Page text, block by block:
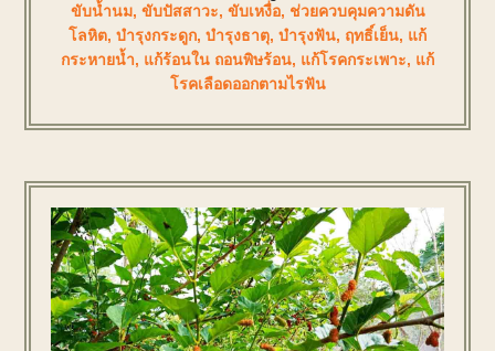
ขับน้ำนม, ขับปัสสาวะ, ขับเหงื่อ, ช่วยควบคุมความดัน
โลหิต, บำรุงกระดูก, บำรุงธาตุ, บำรุงฟัน, ฤทธิ์เย็น, แก้
กระหายน้ำ, แก้ร้อนใน ถอนพิษร้อน, แก้โรคกระเพาะ, แก้
โรคเลือดออกตามไรฟัน